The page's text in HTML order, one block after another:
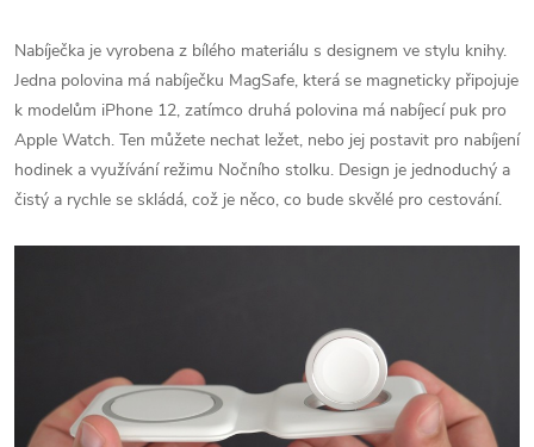
Nabíječka je vyrobena z bílého materiálu s designem ve stylu knihy.
Jedna polovina má nabíječku ‌MagSafe‌, která se magneticky připojuje
k modelům ‌iPhone 12‌, zatímco druhá polovina má nabíjecí puk pro
Apple Watch. Ten můžete nechat ležet, nebo jej postavit pro nabíjení
hodinek a využívání režimu Nočního stolku. Design je jednoduchý a
čistý a rychle se skládá, což je něco, co bude skvělé pro cestování.